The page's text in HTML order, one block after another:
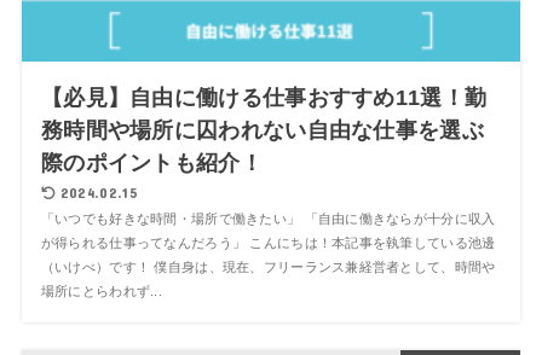
【必見】自由に働ける仕事おすすめ11選！勤
務時間や場所に囚われない自由な仕事を選ぶ
際のポイントも紹介！
2024.02.15
「いつでも好きな時間・場所で働きたい」 「自由に働きならが十分に収入
が得られる仕事ってなんだろう」 こんにちは！本記事を執筆している池邊
（いけべ）です！ 僕自身は、現在、フリーランス兼経営者として、時間や
場所にとらわれず...